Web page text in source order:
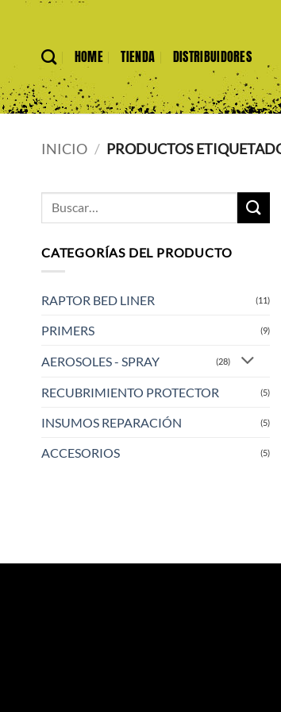
contenido
HOME TIENDA DISTRIBUIDORES
INICIO / PRODUCTOS
Buscar
CATEGORÍAS DEL PRODUCTO
RAPTOR BED LINER (11)
PRIMERS (9)
AEROSOLES - SPRAY (28)
RECUBRIMIENTO PROTECTOR (5)
INSUMOS REPARACIÓN (5)
ACCESORIOS (5)